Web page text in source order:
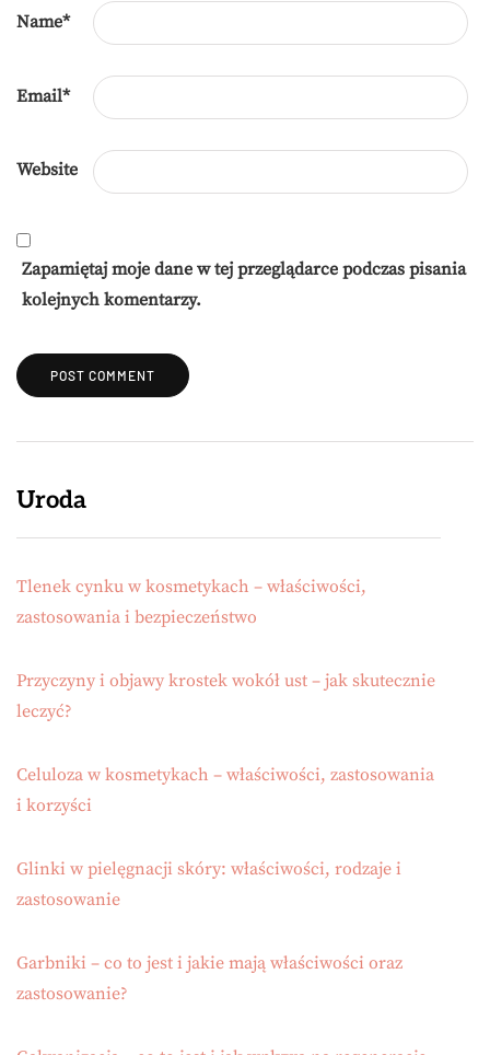
Name*
Email*
Website
Zapamiętaj moje dane w tej przeglądarce podczas pisania
kolejnych komentarzy.
Uroda
Tlenek cynku w kosmetykach – właściwości,
zastosowania i bezpieczeństwo
Przyczyny i objawy krostek wokół ust – jak skutecznie
leczyć?
Celuloza w kosmetykach – właściwości, zastosowania
i korzyści
Glinki w pielęgnacji skóry: właściwości, rodzaje i
zastosowanie
Garbniki – co to jest i jakie mają właściwości oraz
zastosowanie?